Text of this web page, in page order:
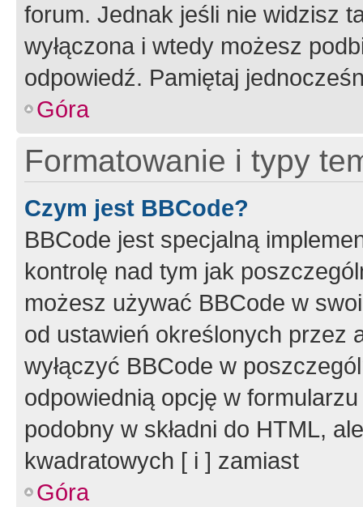
forum. Jednak jeśli nie widzisz
wyłączona i wtedy możesz
odpowiedź. Pamiętaj
Góra
Formatowanie i typy
Czym jest BBCode?
BBCode jest specjalną
kontrolę nad tym jak
możesz używać BBCode w
od ustawień określonych przez
wyłączyć BBCode w
odpowiednią opcję w
podobny w składni do HTML,
kwadratowych [ i ] zamiast
Góra